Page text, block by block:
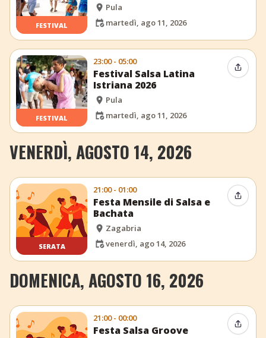
FESTIVAL
Pula
martedì, ago 11, 2026
FESTIVAL
23:00 - 05:00
Festival Salsa Latina
Istriana 2026
Pula
martedì, ago 11, 2026
VENERDÌ, AGOSTO 14, 2026
SERATA
21:00 - 01:00
Festa Mensile di Salsa e
Bachata
Zagabria
venerdì, ago 14, 2026
DOMENICA, AGOSTO 16, 2026
21:00 - 00:00
Festa Salsa Groove